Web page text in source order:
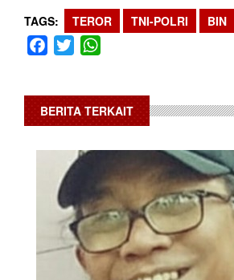
TAGS TEROR TNI-POLRI BIN
Facebook
Twitter
BERITA TERKAIT